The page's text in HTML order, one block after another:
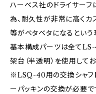
ハーベス社のドライサー
為、耐久性が非常に高くカ
等がベタベタになるという
基本構成パーツは全てLS-
架台（半透明）を使用してお
※LSQ-40用の交換シャフ
ーパッキンの交換が必要で